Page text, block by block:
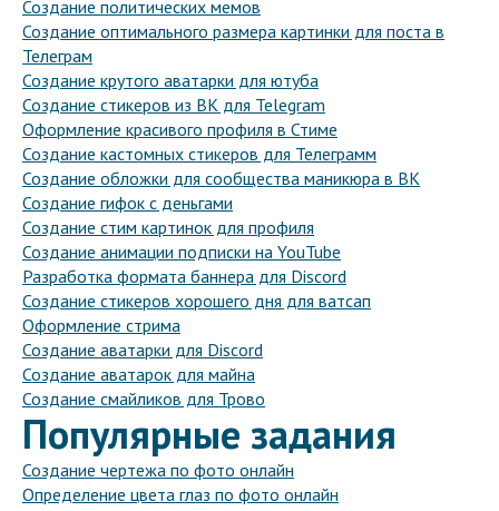
Создание политических мемов
Создание оптимального размера картинки для поста в
Телеграм
Создание крутого аватарки для ютуба
Создание стикеров из ВК для Telegram
Оформление красивого профиля в Стиме
Создание кастомных стикеров для Телеграмм
Создание обложки для сообщества маникюра в ВК
Создание гифок с деньгами
Создание стим картинок для профиля
Создание анимации подписки на YouTube
Разработка формата баннера для Discord
Создание стикеров хорошего дня для ватсап
Оформление стрима
Создание аватарки для Discord
Создание аватарок для майна
Создание смайликов для Трово
Популярные задания
Создание чертежа по фото онлайн
Определение цвета глаз по фото онлайн